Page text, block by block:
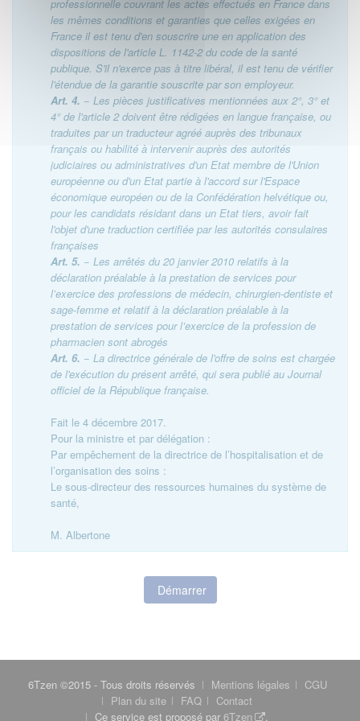
professionnelle couvrant les actes effectués en France dans
les mêmes conditions et garanties que celles exigées en
France il est tenu d'en souscrire une en application des
dispositions de l'article L. 1142-2 du code de la santé
publique. S'il n'exerce pas à titre libéral, il est tenu de vérifier
l'étendue de la garantie souscrite par son employeur.
Art. 4. − Les pièces justificatives mentionnées aux 2°, 3° et
4° de l'article 2 doivent être rédigées en langue française, ou
traduites par un traducteur agréé auprès des tribunaux
français ou habilité à intervenir auprès des autorités
judiciaires ou administratives d'un Etat membre de l'Union
européenne ou d'un Etat partie à l'accord sur l'Espace
économique européen ou de la Confédération helvétique ou,
pour les candidats résidant dans un Etat tiers, avoir fait
l'objet d'une traduction certifiée par les autorités consulaires
françaises
Art. 5. − Les arrêtés du 20 janvier 2010 relatifs à la
déclaration préalable à la prestation de services pour
l’exercice des professions de médecin, chirurgien-dentiste et
sage-femme et relatif à la déclaration préalable à la
prestation de services pour l’exercice de la profession de
pharmacien sont abrogés
Art. 6. − La directrice générale de l'offre de soins est chargée
de l'exécution du présent arrêté, qui sera publié au Journal
officiel de la République française.
Fait le 4 décembre 2017.
Pour la ministre et par délégation :
Par empêchement de la directrice de l’hospitalisation et de
l’organisation des soins :
Le sous-directeur des ressources humaines du système de
santé,
M. Albertone
Démarrer
6Tzen ©2015 - Tous droits réservés Mentions légales
CGU
Plan du site
FAQ
Contact
Ce service est proposé par 6Tzen .